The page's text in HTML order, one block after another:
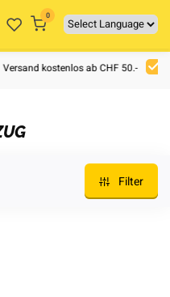
0
Versand kostenlos ab CHF 50.-
Filter